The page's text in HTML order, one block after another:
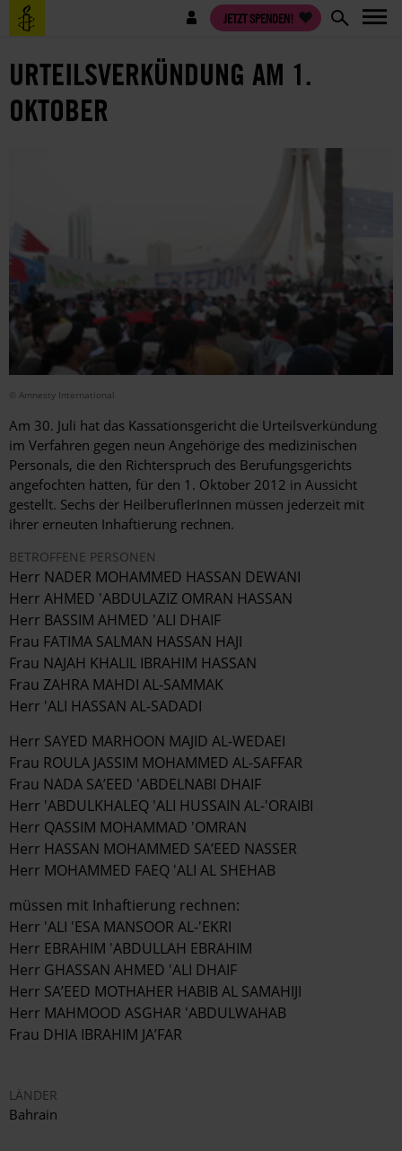
Direkt
zum
Benutzermenü JETZT SPENDEN!
URTEILSVERKÜNDUNG AM 1.
OKTOBER
© Amnesty International
Am 30. Juli hat das Kassationsgericht die Urteilsverkündung
im Verfahren gegen neun Angehörige des medizinischen
Personals, die den Richterspruch des Berufungsgerichts
angefochten hatten, für den 1. Oktober 2012 in Aussicht
gestellt. Sechs der HeilberuflerInnen müssen jederzeit mit
ihrer erneuten Inhaftierung rechnen.
BETROFFENE PERSONEN
Herr NADER MOHAMMED HASSAN DEWANI
Herr AHMED 'ABDULAZIZ OMRAN HASSAN
Herr BASSIM AHMED 'ALI DHAIF
Frau FATIMA SALMAN HASSAN HAJI
Frau NAJAH KHALIL IBRAHIM HASSAN
Frau ZAHRA MAHDI AL-SAMMAK
Herr 'ALI HASSAN AL-SADADI
Herr SAYED MARHOON MAJID AL-WEDAEI
Frau ROULA JASSIM MOHAMMED AL-SAFFAR
Frau NADA SA’EED 'ABDELNABI DHAIF
Herr 'ABDULKHALEQ 'ALI HUSSAIN AL-'ORAIBI
Herr QASSIM MOHAMMAD 'OMRAN
Herr HASSAN MOHAMMED SA’EED NASSER
Herr MOHAMMED FAEQ 'ALI AL SHEHAB
müssen mit Inhaftierung rechnen:
Herr 'ALI 'ESA MANSOOR AL-'EKRI
Herr EBRAHIM 'ABDULLAH EBRAHIM
Herr GHASSAN AHMED 'ALI DHAIF
Herr SA’EED MOTHAHER HABIB AL SAMAHIJI
Herr MAHMOOD ASGHAR 'ABDULWAHAB
Frau DHIA IBRAHIM JA’FAR
LÄNDER
Bahrain